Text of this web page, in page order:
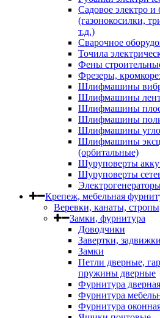
Садовое электро и
(газонокосилки,
т.д.)
Сварочное
Точила
Фены
Фрезеры,
Шлифмашины
Шлифмашины
Шлифмашины
Шлифмашины
Шлифмашины
Шлифмашины
(орбитальные)
Шуруповерты
Шуруповерты
Крепеж, мебельная
Веревки, канаты,
Замки, фурнитура
Доводчики
Завертки,
Замки
Петли дверные,
пружины дверные
Фурнитура дверная
Фурнитура
Фурнитура